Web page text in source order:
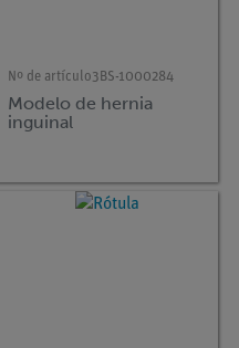
Nº de artículo3BS-1000284
Modelo de hernia
inguinal